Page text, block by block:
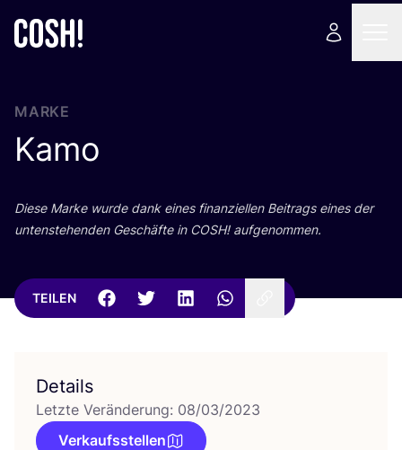
MARKE
Kamo
Die­se Mar­ke wur­de dank eines finan­zi­el­len Bei­trags eines der
unten­ste­hen­den Geschäf­te in COSH! aufgenommen.
TEILEN
Details
Letzte Veränderung: 08/03/2023
Verkaufsstellen